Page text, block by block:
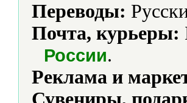
Переводы:
Почта, курьеры:
России.
Реклама и